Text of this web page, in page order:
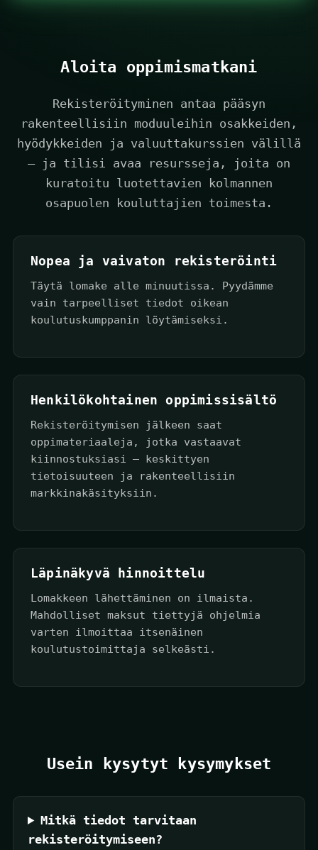
Aloita oppimismatkani
Rekisteröityminen antaa pääsyn
rakenteellisiin moduuleihin osakkeiden,
hyödykkeiden ja valuuttakurssien välillä
– ja tilisi avaa resursseja, joita on
kuratoitu luotettavien kolmannen
osapuolen kouluttajien toimesta.
Nopea ja vaivaton rekisteröinti
Täytä lomake alle minuutissa. Pyydämme
vain tarpeelliset tiedot oikean
koulutuskumppanin löytämiseksi.
Henkilökohtainen oppimissisältö
Rekisteröitymisen jälkeen saat
oppimateriaaleja, jotka vastaavat
kiinnostuksiasi — keskittyen
tietoisuuteen ja rakenteellisiin
markkinakäsityksiin.
Läpinäkyvä hinnoittelu
Lomakkeen lähettäminen on ilmaista.
Mahdolliset maksut tiettyjä ohjelmia
varten ilmoittaa itsenäinen
koulutustoimittaja selkeästi.
Usein kysytyt kysymykset
Mitkä tiedot tarvitaan
rekisteröitymiseen?